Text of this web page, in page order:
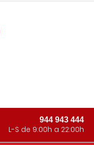
944 943 444
L-S de 9:00h a 22:00h